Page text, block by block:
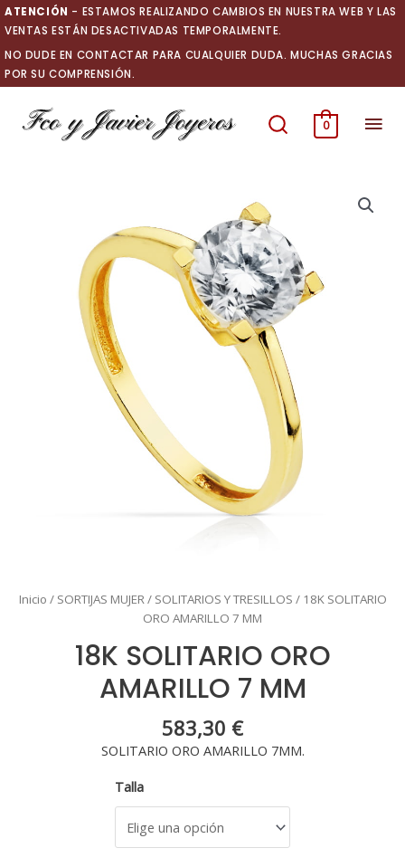
Ir
al
contenido
ATENCIÓN - ESTAMOS REALIZANDO CAMBIOS EN NUESTRA WEB Y LAS
VENTAS ESTÁN DESACTIVADAS TEMPORALMENTE.
NO DUDE EN CONTACTAR PARA CUALQUIER DUDA. MUCHAS GRACIAS
POR SU COMPRENSIÓN.
0
Inicio / SORTIJAS MUJER / SOLITARIOS Y TRESILLOS / 18K SOLITARIO
ORO AMARILLO 7 MM
18K SOLITARIO ORO
AMARILLO 7 MM
583,30 €
SOLITARIO ORO AMARILLO 7MM.
Talla